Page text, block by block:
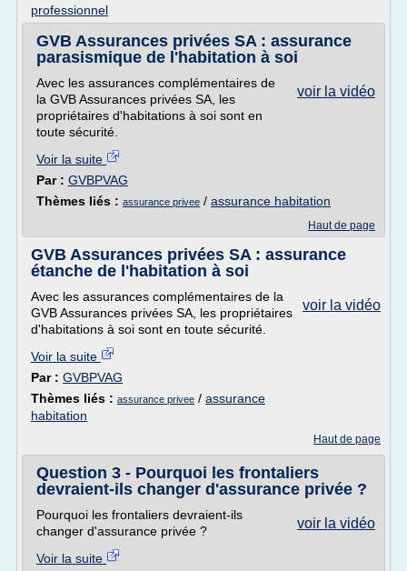
professionnel
GVB Assurances privées SA : assurance
parasismique de l'habitation à soi
voir la vidéo
Avec les assurances complémentaires de
la GVB Assurances privées SA, les
propriétaires d'habitations à soi sont en
toute sécurité.
Voir la suite
Par : GVBPVAG
Thèmes liés : assurance privee / assurance habitation
Haut de page
GVB Assurances privées SA : assurance
étanche de l'habitation à soi
voir la vidéo
Avec les assurances complémentaires de la
GVB Assurances privées SA, les propriétaires
d'habitations à soi sont en toute sécurité.
Voir la suite
Par : GVBPVAG
Thèmes liés : assurance privee / assurance
habitation
Haut de page
Question 3 - Pourquoi les frontaliers
devraient-ils changer d'assurance privée ?
voir la vidéo
Pourquoi les frontaliers devraient-ils
changer d'assurance privée ?
Voir la suite